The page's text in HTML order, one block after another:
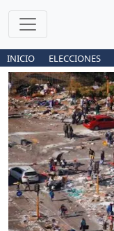
INICIO ELECCIONES